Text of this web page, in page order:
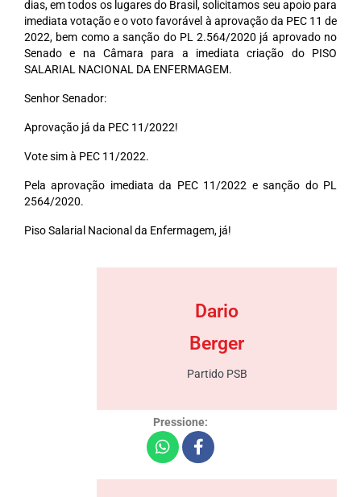
dias, em todos os lugares do Brasil, solicitamos seu apoio para
imediata votação e o voto favorável à aprovação da PEC 11 de
2022, bem como a sanção do PL 2.564/2020 já aprovado no
Senado e na Câmara para a imediata criação do PISO
SALARIAL NACIONAL DA ENFERMAGEM.
Senhor Senador:
Aprovação já da PEC 11/2022!
Vote sim à PEC 11/2022.
Pela aprovação imediata da PEC 11/2022 e sanção do PL
2564/2020.
Piso Salarial Nacional da Enfermagem, já!
Dario
Berger
Partido PSB
Pressione: